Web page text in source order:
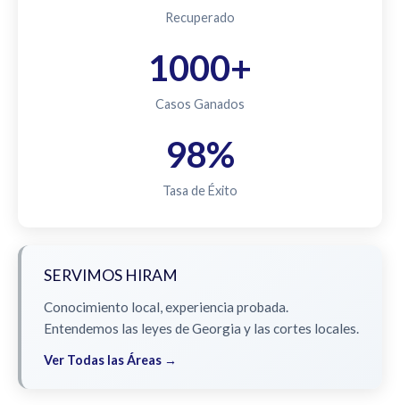
Recuperado
1000+
Casos Ganados
98%
Tasa de Éxito
SERVIMOS HIRAM
Conocimiento local, experiencia probada.
Entendemos las leyes de Georgia y las cortes locales.
Ver Todas las Áreas →